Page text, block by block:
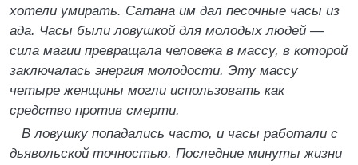
хотели умирать. Сатана им дал песочные часы из
ада. Часы были ловушкой для молодых людей —
сила магии превращала человека в массу, в которой
заключалась энергия молодости. Эту массу
четыре женщины могли использовать как
средство против смерти.
В ловушку попадались часто, и часы работали с
дьявольской точностью. Последние минуты жизни